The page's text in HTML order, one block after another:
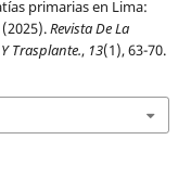
primarias en Lima:
Revista De La
Trasplante., 13(1), 63-70.